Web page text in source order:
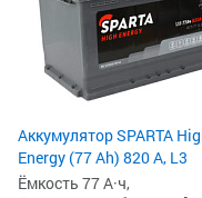
Аккумулятор SPARTA
Energy (77 Ah) 820 А, L3
Ёмкость 77 А·ч,